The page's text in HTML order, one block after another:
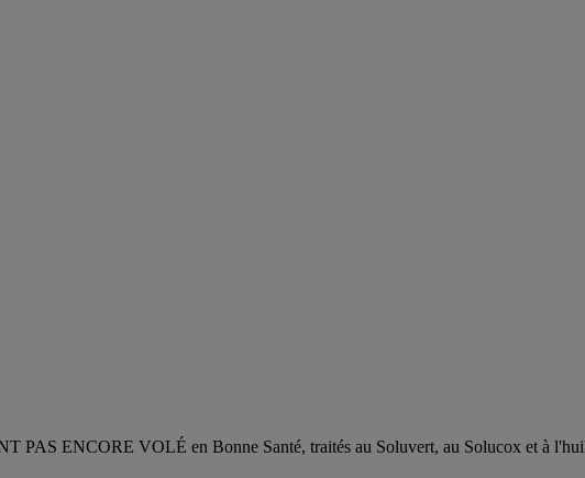
ENCORE VOLÉ en Bonne Santé, traités au Soluvert, au Solucox et à